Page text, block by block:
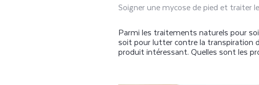
Soigner une mycose de pied et traiter
Parmi les traitements naturels pour
soit pour lutter contre la transpiration
produit intéressant. Quelles sont les